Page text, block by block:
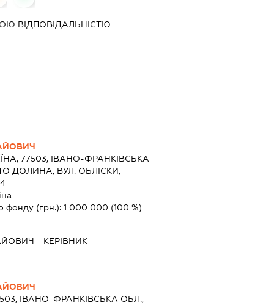
ВІДПОВІДАЛЬНІСТЮ
77503, ІВАНО-ФРАНКІВСЬКА
ДОЛИНА, ВУЛ. ОБЛІСКИ,
фонду (грн.):1 000 000 (100 %)
- КЕРІВНИК
ІВАНО-ФРАНКІВСЬКА ОБЛ.,